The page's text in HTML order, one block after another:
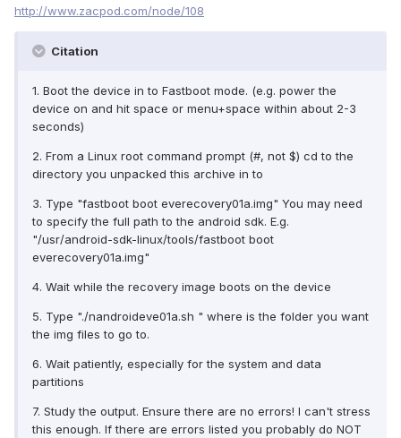
http://www.zacpod.com/node/108
Citation
1. Boot the device in to Fastboot mode. (e.g. power the
device on and hit space or menu+space within about 2-3
seconds)
2. From a Linux root command prompt (#, not $) cd to the
directory you unpacked this archive in to
3. Type "fastboot boot everecovery01a.img" You may need
to specify the full path to the android sdk. E.g.
"/usr/android-sdk-linux/tools/fastboot boot
everecovery01a.img"
4. Wait while the recovery image boots on the device
5. Type "./nandroideve01a.sh " where is the folder you want
the img files to go to.
6. Wait patiently, especially for the system and data
partitions
7. Study the output. Ensure there are no errors! I can't stress
this enough. If there are errors listed you probably do NOT